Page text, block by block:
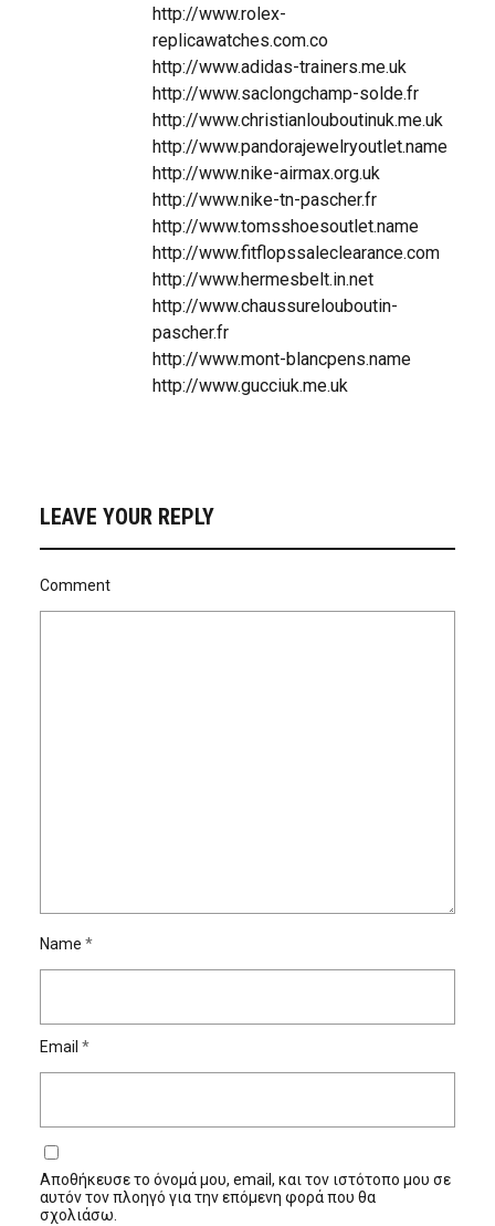
http://www.rolex-
replicawatches.com.co
http://www.adidas-trainers.me.uk
http://www.saclongchamp-solde.fr
http://www.christianlouboutinuk.me.uk
http://www.pandorajewelryoutlet.name
http://www.nike-airmax.org.uk
http://www.nike-tn-pascher.fr
http://www.tomsshoesoutlet.name
http://www.fitflopssaleclearance.com
http://www.hermesbelt.in.net
http://www.chaussurelouboutin-
pascher.fr
http://www.mont-blancpens.name
http://www.gucciuk.me.uk
LEAVE YOUR REPLY
Comment
Name *
Email *
Αποθήκευσε το όνομά μου, email, και τον ιστότοπο μου σε
αυτόν τον πλοηγό για την επόμενη φορά που θα
σχολιάσω.